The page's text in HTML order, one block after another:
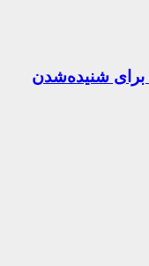
برای شنیده‌شدن